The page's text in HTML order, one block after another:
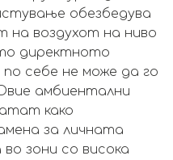
обезбедува
на воздухот на ниво
директното
себе не може да го
амбиентални
како
за личната
зони со висока